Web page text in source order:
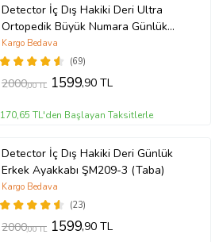
Detector İç Dış Hakiki Deri Ultra
Ortopedik Büyük Numara Günlük
Erkek Ayakkabı 701-10 (Siyah)
(69)
Kargo Bedava
2000,00 TL 1599,90 TL
170,65 TL'den Başlayan Taksitlerle
Detector İç Dış Hakiki Deri Günlük
Erkek Ayakkabı ŞM209-3 (Taba)
(23)
Kargo Bedava
2000,00 TL 1599,90 TL